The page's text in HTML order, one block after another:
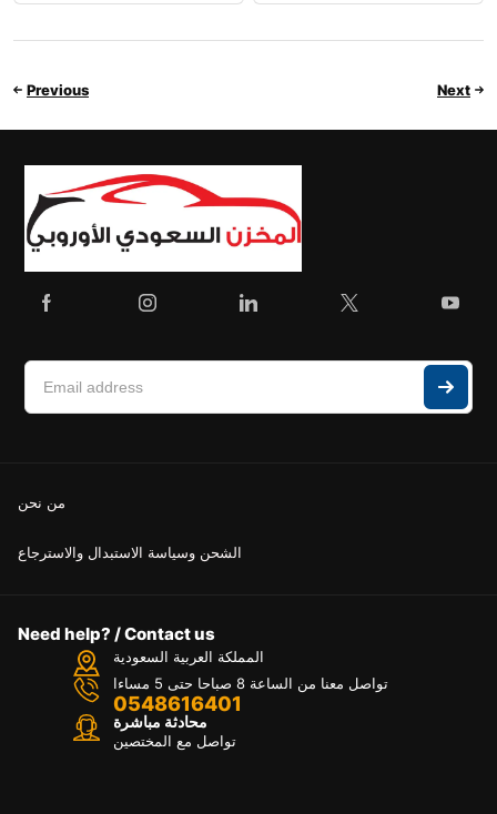
Previous Next
من نحن
الشحن وسياسة الاستبدال والاسترجاع
Need help? / Contact us
المملكة العربية السعودية
تواصل معنا من الساعة 8 صباحا حتى 5 مساءا
0548616401
محادثة مباشرة
تواصل مع المختصين